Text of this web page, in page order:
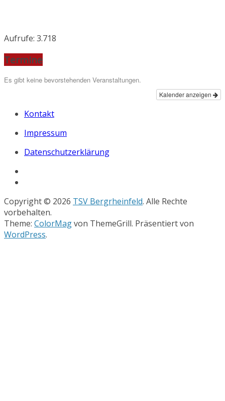
Aufrufe: 3.718
Termine
Es gibt keine bevorstehenden Veranstaltungen.
Kalender anzeigen
Kontakt
Impressum
Datenschutzerklärung
Copyright © 2026 TSV Bergrheinfeld. Alle Rechte
vorbehalten.
Theme: ColorMagvon ThemeGrill. Präsentiert von
WordPress.